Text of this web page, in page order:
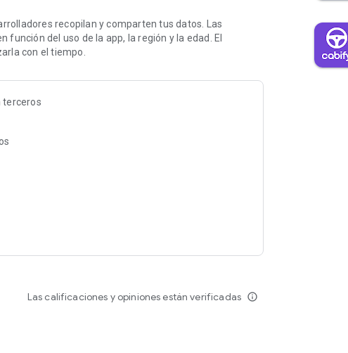
conectado.
Disfruta una app más ligera, moderna y pensada para
recopilan y comparten tus datos. Las
del uso de la app, la región y la edad. El
con el tiempo.
terceros
Las calificaciones y opiniones están verificadas info_outline